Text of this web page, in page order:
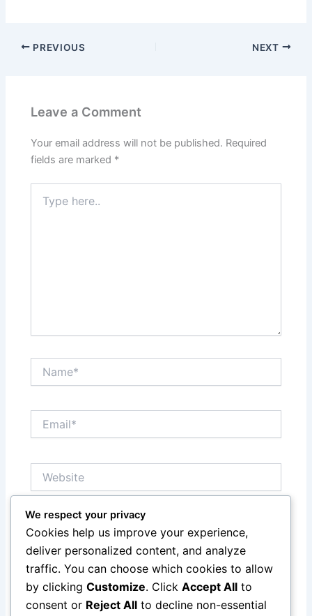
PREVIOUS NEXT
Leave a Comment
Your email address will not be published. Required
fields are marked *
here..
Save my name, email, and website in this browser
for the next time I comment.
We respect your privacy
Cookies help us improve your experience,
deliver personalized content, and analyze
traffic. You can choose which cookies to allow
by clicking Customize. Click Accept All to
consent or Reject All to decline non-essential